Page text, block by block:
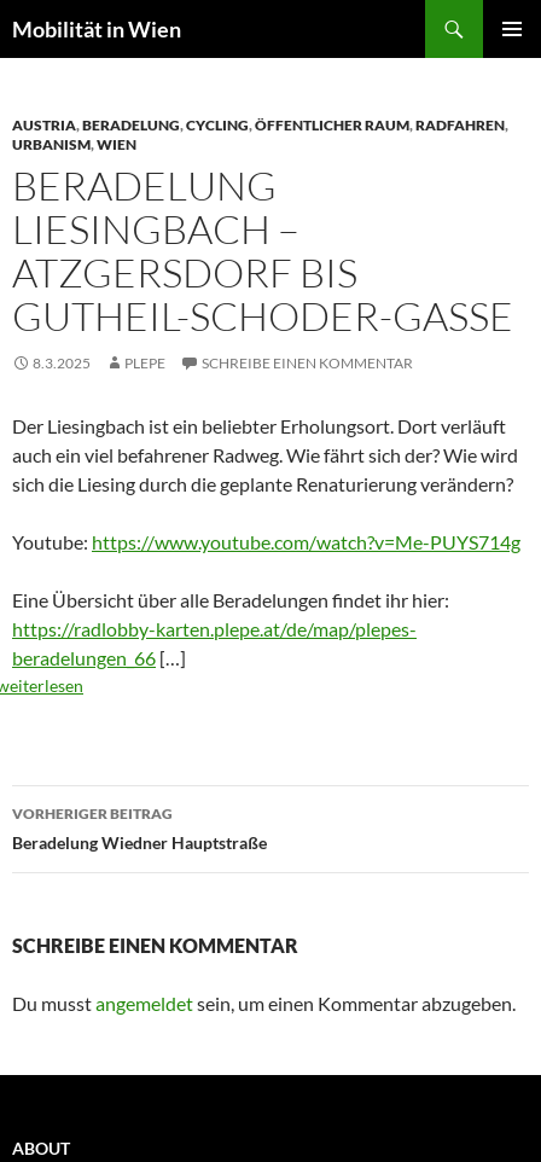
Mobilität in Wien
AUSTRIA,BERADELUNG,CYCLING,ÖFFENTLICHER RAUM,RADFAHREN,
URBANISM,WIEN
BERADELUNG
LIESINGBACH –
ATZGERSDORF BIS
GUTHEIL-SCHODER-GASSE
8.3.2025 PLEPE SCHREIBE EINEN KOMMENTAR
Der Liesingbach ist ein beliebter Erholungsort. Dort verläuft
auch ein viel befahrener Radweg. Wie fährt sich der? Wie wird
sich die Liesing durch die geplante Renaturierung verändern?
Youtube: https://www.youtube.com/watch?v=Me-PUYS714g
Eine Übersicht über alle Beradelungen findet ihr hier:
https://radlobby-karten.plepe.at/de/map/plepes-
beradelungen_66 […]
Beitrags-
Navigation
VORHERIGER BEITRAG
Beradelung Wiedner Hauptstraße
SCHREIBE EINEN KOMMENTAR
Du musstangemeldetsein, um einen Kommentar abzugeben.
ABOUT